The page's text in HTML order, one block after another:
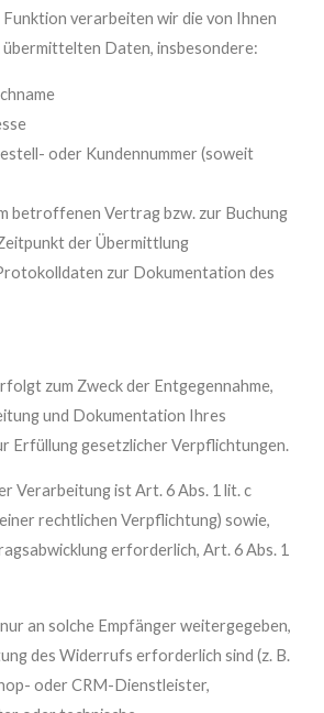
Funktion verarbeiten wir die von Ihnen
übermittelten Daten, insbesondere:
oder Kundennummer (soweit
betroffenen Vertrag bzw. zur Buchung
der Übermittlung
zur Dokumentation des
zum Zweck der Entgegennahme,
und Dokumentation Ihres
Erfüllung gesetzlicher Verpflichtungen.
Verarbeitung ist Art. 6 Abs. 1 lit. c
rechtlichen Verpflichtung) sowie,
erforderlich, Art. 6 Abs. 1
an solche Empfänger weitergegeben,
des Widerrufs erforderlich sind (z. B.
oder CRM-Dienstleister,